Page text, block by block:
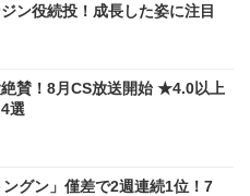
ン役続投！成長した姿に注目
賛！8月CS放送開始 ★4.0以上
選
グン」僅差で2週連続1位！7